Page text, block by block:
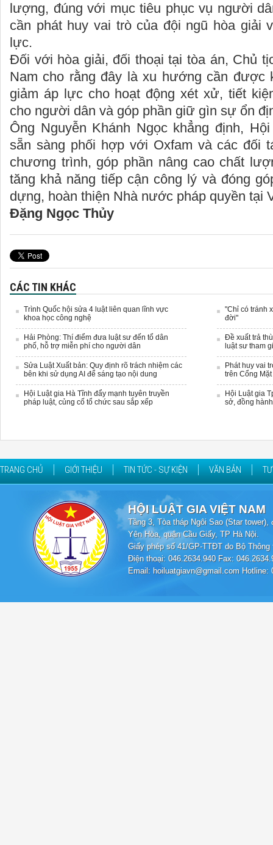
lượng, đúng với mục tiêu phục vụ người
cần phát huy vai trò của đội ngũ hòa giải
lực.
Đối với hòa giải, đối thoại tại tòa án, Chủ
Nam cho rằng đây là xu hướng cần được
giảm áp lực cho hoạt động xét xử, tiết
cho người dân và góp phần giữ gìn sự ổn
Ông Nguyễn Khánh Ngọc khẳng định,
sẵn sàng phối hợp với Oxfam và các đối
chương trình, góp phần nâng cao chất
tăng khả năng tiếp cận công lý và đóng
dựng, hoàn thiện Nhà nước pháp quyền tại
Đặng Ngọc Thủy
CÁC TIN KHÁC
Trình Quốc hội sửa 4 luật liên quan lĩnh vực
khoa học công nghệ
Hải Phòng: Thí điểm đưa luật sư đến tổ dân
phố, hỗ trợ miễn phí cho người dân
Sửa Luật Xuất bản: Quy định rõ trách nhiệm các
bên khi sử dụng AI để sáng tạo nội dung
Hội Luật gia Hà Tĩnh đẩy mạnh tuyên truyền
pháp luật, củng cố tổ chức sau sắp xếp
"Chỉ có tránh
đời"
Đề xuất trả
luật sư tham
Phát huy vai
trên Cổng
Hội Luật gia
sở, đồng
TRANG CHỦ GIỚI THIỆU TIN TỨC - SỰ KIỆN VĂN BẢN
HỘI LUẬT GIA VIỆT NAM
Tầng 3, Tòa tháp Ngôi Sao (Star
Yên Hòa, quận Cầu Giấy, TP Hà Nội.
Giấy phép số 41/GP-TTĐT do Bộ
Điện thoại: 046.2634.940 Fax:
Email: hoiluatgiavn@gmail.com Hotline: